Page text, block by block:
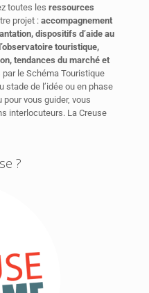
toutes les ressources
projet : accompagnement
dispositifs d’aide au
touristique,
tendances du marché et
le Schéma Touristique
stade de l’idée ou en phase
vous guider, vous
interlocuteurs. La Creuse
?